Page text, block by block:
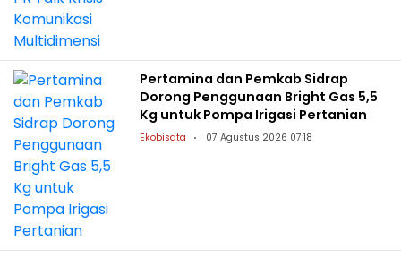
Pertamina dan Pemkab Sidrap
Dorong Penggunaan Bright Gas 5,5
Kg untuk Pompa Irigasi Pertanian
Ekobisata 07 Agustus 2026 07:18